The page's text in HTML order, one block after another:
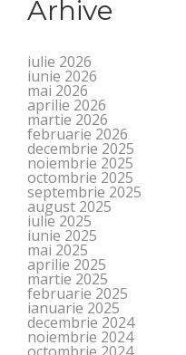
Arhive
iulie 2026
iunie 2026
mai 2026
aprilie 2026
martie 2026
februarie 2026
decembrie 2025
noiembrie 2025
octombrie 2025
septembrie 2025
august 2025
iulie 2025
iunie 2025
mai 2025
aprilie 2025
martie 2025
februarie 2025
ianuarie 2025
decembrie 2024
noiembrie 2024